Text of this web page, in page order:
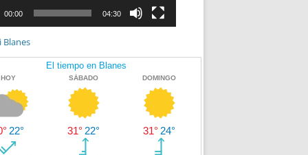
00:00 04:30
Blanes